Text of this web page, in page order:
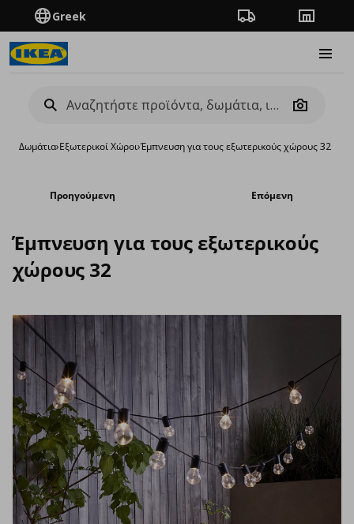
Greek Πορεία παραγγελίας
Camera
Δωμάτια›Εξωτερικοί Χώροι›Έμπνευση για τους εξωτερικούς χώρους 32
Προηγούμενη Επόμενη
Έμπνευση για τους εξωτερικούς
χώρους 32